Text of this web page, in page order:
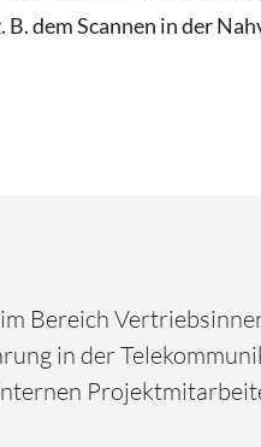
dem Scannen in der
Bereich
in der